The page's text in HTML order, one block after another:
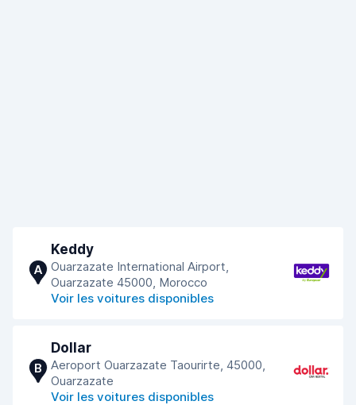
A
Keddy
Ouarzazate International Airport,
Ouarzazate 45000, Morocco
Voir les voitures disponibles
B
Dollar
Aeroport Ouarzazate Taourirte, 45000,
Ouarzazate
Voir les voitures disponibles